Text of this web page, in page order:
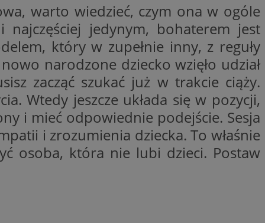
warto wiedzieć, czym ona w ogóle
jedynym, bohaterem jest
który w zupełnie inny, z reguły
narodzone dziecko wzięło udział
zacząć szukać już w trakcie ciąży.
Wtedy jeszcze układa się w pozycji,
i mieć odpowiednie podejście. Sesja
i zrozumienia dziecka. To właśnie
osoba, która nie lubi dzieci. Postaw
o zgodzie
dotyczących
z witryny.
prywatności
przestrzeganie
użytkownik nie
preferencji,
regulacjami
obsługuje
optymalizacji
gościa na
celów